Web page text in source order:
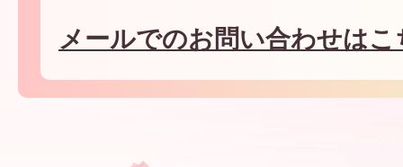
メールでのお問い合わせは